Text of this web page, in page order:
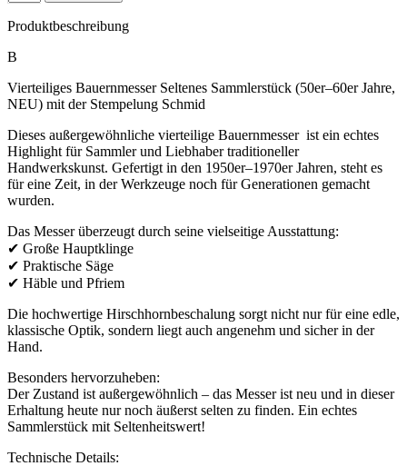
Produktbeschreibung
B
Vierteiliges Bauernmesser Seltenes Sammlerstück (50er–60er Jahre,
NEU) mit der Stempelung Schmid
Dieses außergewöhnliche vierteilige Bauernmesser ist ein echtes
Highlight für Sammler und Liebhaber traditioneller
Handwerkskunst. Gefertigt in den 1950er–1970er Jahren, steht es
für eine Zeit, in der Werkzeuge noch für Generationen gemacht
wurden.
Das Messer überzeugt durch seine vielseitige Ausstattung:
✔ Große Hauptklinge
✔ Praktische Säge
✔ Häble und Pfriem
Die hochwertige Hirschhornbeschalung sorgt nicht nur für eine edle,
klassische Optik, sondern liegt auch angenehm und sicher in der
Hand.
Besonders hervorzuheben:
Der Zustand ist außergewöhnlich – das Messer ist neu und in dieser
Erhaltung heute nur noch äußerst selten zu finden. Ein echtes
Sammlerstück mit Seltenheitswert!
Technische Details: